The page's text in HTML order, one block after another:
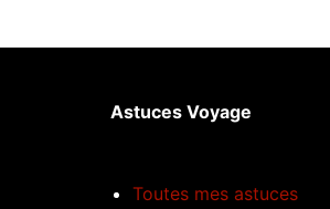
Astuces Voyage
Toutes mes astuces